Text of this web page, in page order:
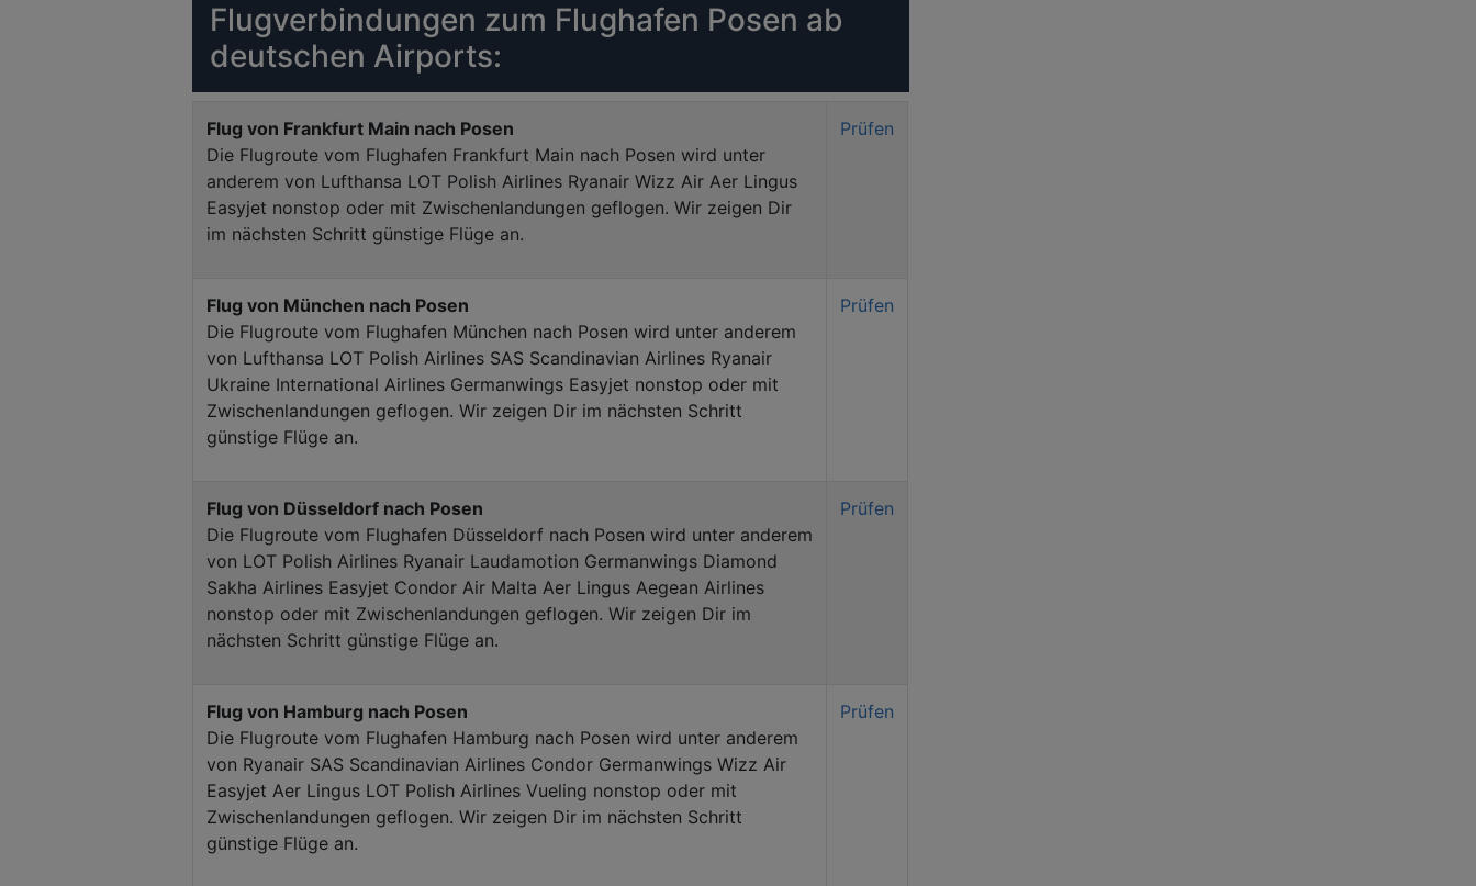
Flugverbindungen zum Flughafen Posen ab
deutschen Airports:
Flug von Frankfurt Main nach Posen
Die Flugroute vom Flughafen Frankfurt Main nach Posen wird unter
anderem von Lufthansa LOT Polish Airlines Ryanair Wizz Air Aer Lingus
Easyjet nonstop oder mit Zwischenlandungen geflogen. Wir zeigen Dir
im nächsten Schritt günstige Flüge an.
Prüfen
Flug von München nach Posen
Die Flugroute vom Flughafen München nach Posen wird unter anderem
von Lufthansa LOT Polish Airlines SAS Scandinavian Airlines Ryanair
Ukraine International Airlines Germanwings Easyjet nonstop oder mit
Zwischenlandungen geflogen. Wir zeigen Dir im nächsten Schritt
günstige Flüge an.
Prüfen
Flug von Düsseldorf nach Posen
Die Flugroute vom Flughafen Düsseldorf nach Posen wird unter anderem
von LOT Polish Airlines Ryanair Laudamotion Germanwings Diamond
Sakha Airlines Easyjet Condor Air Malta Aer Lingus Aegean Airlines
nonstop oder mit Zwischenlandungen geflogen. Wir zeigen Dir im
nächsten Schritt günstige Flüge an.
Prüfen
Flug von Hamburg nach Posen
Die Flugroute vom Flughafen Hamburg nach Posen wird unter anderem
von Ryanair SAS Scandinavian Airlines Condor Germanwings Wizz Air
Easyjet Aer Lingus LOT Polish Airlines Vueling nonstop oder mit
Zwischenlandungen geflogen. Wir zeigen Dir im nächsten Schritt
günstige Flüge an.
Prüfen